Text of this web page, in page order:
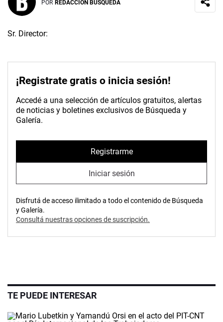
POR REDACCIÓN BÚSQUEDA
Sr. Director:
¡Registrate gratis o inicia sesión!
Accedé a una selección de artículos gratuitos, alertas
de noticias y boletines exclusivos de Búsqueda y
Galería.
Registrarme
Iniciar sesión
Disfrutá de acceso ilimitado a todo el contenido de Búsqueda
y Galería.
Consultá nuestras opciones de suscripción.
TE PUEDE INTERESAR